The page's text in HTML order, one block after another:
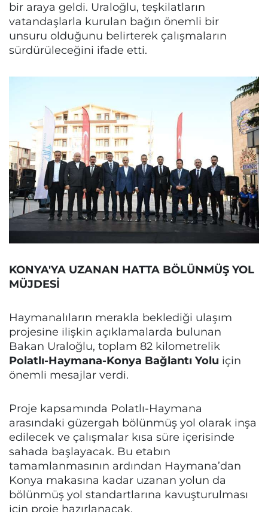
bir araya geldi. Uraloğlu, teşkilatların
vatandaşlarla kurulan bağın önemli bir
unsuru olduğunu belirterek çalışmaların
sürdürüleceğini ifade etti.
KONYA'YA UZANAN HATTA BÖLÜNMÜŞ YOL
MÜJDESİ
Haymanalıların merakla beklediği ulaşım
projesine ilişkin açıklamalarda bulunan
Bakan Uraloğlu, toplam 82 kilometrelik
Polatlı-Haymana-Konya Bağlantı Yolu için
önemli mesajlar verdi.
Proje kapsamında Polatlı-Haymana
arasındaki güzergah bölünmüş yol olarak inşa
edilecek ve çalışmalar kısa süre içerisinde
sahada başlayacak. Bu etabın
tamamlanmasının ardından Haymana’dan
Konya makasına kadar uzanan yolun da
bölünmüş yol standartlarına kavuşturulması
için proje hazırlanacak.